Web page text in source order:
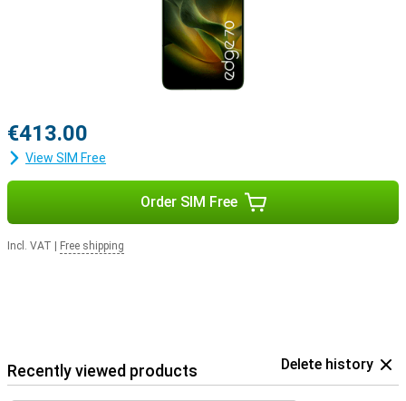
€413.00
View SIM Free
Order SIM Free
Incl. VAT Free shipping
Recently viewed products Delete history